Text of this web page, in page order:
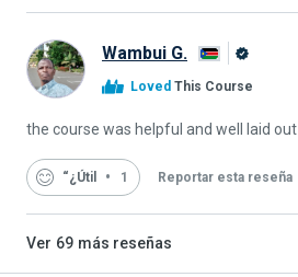
Wambui G.
Alison
Loved This Course
the course was helpful and well laid out
“¿Útil 1 Reportar esta reseña
Ver 69 más reseñas